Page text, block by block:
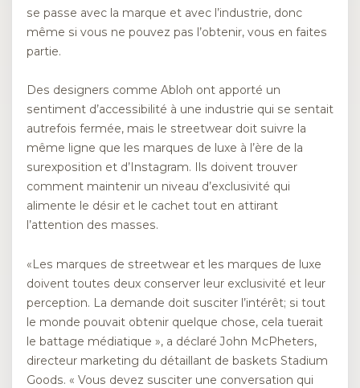
se passe avec la marque et avec l’industrie, donc
même si vous ne pouvez pas l’obtenir, vous en faites
partie.
Des designers comme Abloh ont apporté un
sentiment d’accessibilité à une industrie qui se sentait
autrefois fermée, mais le streetwear doit suivre la
même ligne que les marques de luxe à l’ère de la
surexposition et d’Instagram. Ils doivent trouver
comment maintenir un niveau d’exclusivité qui
alimente le désir et le cachet tout en attirant
l’attention des masses.
«Les marques de streetwear et les marques de luxe
doivent toutes deux conserver leur exclusivité et leur
perception. La demande doit susciter l’intérêt; si tout
le monde pouvait obtenir quelque chose, cela tuerait
le battage médiatique », a déclaré John McPheters,
directeur marketing du détaillant de baskets Stadium
Goods. « Vous devez susciter une conversation qui